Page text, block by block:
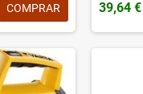
COMPRAR 39,64 €